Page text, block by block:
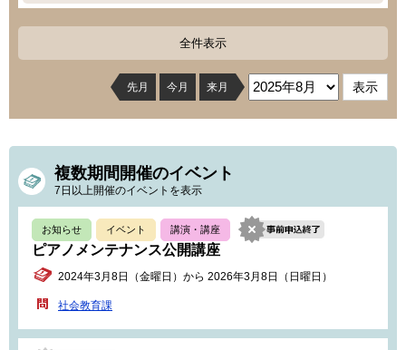
全件表示
先月 今月 来月
複数期間開催のイベント
7日以上開催のイベントを表示
お知らせ イベント 講演・講座
ピアノメンテナンス公開講座
2024年3月8日（金曜日）から 2026年3月8日（日曜日）
社会教育課